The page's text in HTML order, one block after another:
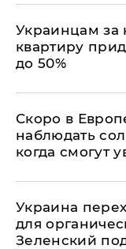
Украинцам за
квартиру
до 50%
Скоро в
наблюдать
когда смогут
Украина
для
Зеленский